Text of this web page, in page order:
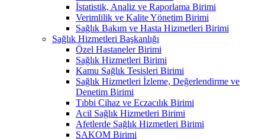
İstatistik, Analiz ve Raporlama Birimi
Verimlilik ve Kalite Yönetim Birimi
Sağlık Bakım ve Hasta Hizmetleri Birimi
Sağlık Hizmetleri Başkanlığı
Özel Hastaneler Birimi
Sağlık Hizmetleri Birimi
Kamu Sağlık Tesisleri Birimi
Sağlık Hizmetleri İzleme, Değerlendirme ve
Denetim Birimi
Tıbbi Cihaz ve Eczacılık Birimi
Acil Sağlık Hizmetleri Birimi
Afetlerde Sağlık Hizmetleri Birimi
SAKOM Birimi